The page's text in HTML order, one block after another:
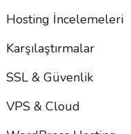
Hosting İncelemeleri
Karşılaştırmalar
SSL & Güvenlik
VPS & Cloud